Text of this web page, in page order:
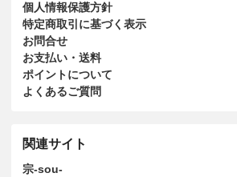
個人情報保護方針
特定商取引に基づく表示
お問合せ
お支払い・送料
ポイントについて
よくあるご質問
関連サイト
宗-sou-